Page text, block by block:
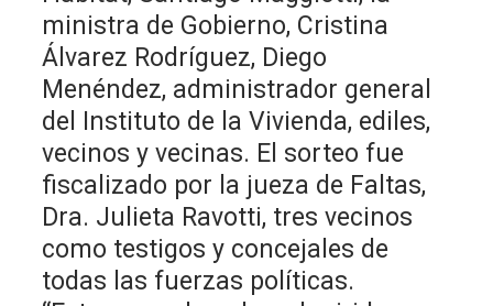
ministra de Gobierno, Cristina
Álvarez Rodríguez, Diego
Menéndez, administrador general
del Instituto de la Vivienda, ediles,
vecinos y vecinas. El sorteo fue
fiscalizado por la jueza de Faltas,
Dra. Julieta Ravotti, tres vecinos
como testigos y concejales de
todas las fuerzas políticas.